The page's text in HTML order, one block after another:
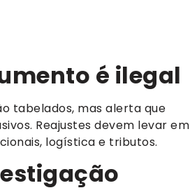
é ilegal
tabelados, mas alerta que
Reajustes devem levar em
logística e tributos.